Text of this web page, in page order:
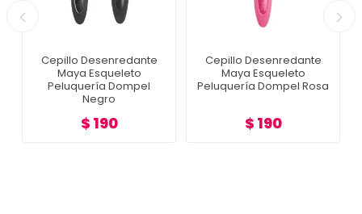
Cepillo Desenredante
Maya Esqueleto
Peluquería Dompel
Negro
$ 190
Cepillo Desenredante
Maya Esqueleto
Peluquería Dompel Rosa
$ 190